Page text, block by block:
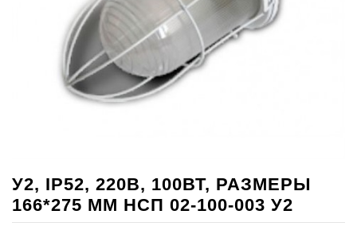
У2, IP52, 220В, 100ВТ, РАЗМЕРЫ
166*275 ММ НСП 02-100-003 У2